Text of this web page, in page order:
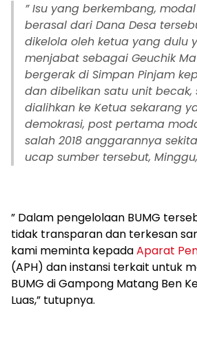
” Isu yang berkembang,
berasal dari Dana Desa
dikelola oleh ketua yang dulu
menjabat sebagai Geuchik
bergerak di Simpan Pinjam
dan dibelikan satu unit becak,
dialihkan ke Ketua sekarang
demokrasi, post pertama
salah 2018 anggarannya
ucap sumber tersebut,
” Dalam pengelolaan BUMG
tidak transparan dan terkesan
kami meminta kepadaAparat
(APH) dan instansi terkait untuk
BUMG di Gampong Matang Ben
Luas,” tutupnya.